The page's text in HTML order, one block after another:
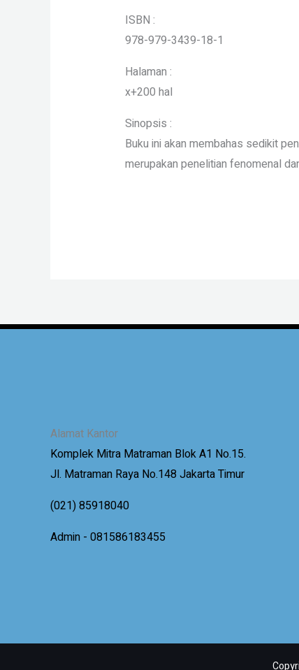
ISBN :
978-979-3439-18-1
Halaman :
x+200 hal
Sinopsis :
Buku ini akan membahas sedikit
merupakan penelitian fenomenal
Alamat Kantor
Komplek Mitra Matraman Blok A1 No.15.
Jl. Matraman Raya No.148 Jakarta Timur
(021) 85918040
Admin - 081586183455